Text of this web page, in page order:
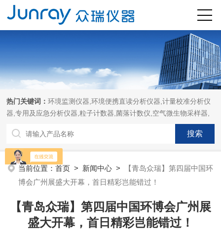
热门关键词：环境监测仪器,环境便携直读分析仪器,计量校准分析仪
器,专用及应急分析仪器,粒子计数器,菌落计数仪,空气微生物采样器,
当前位置：首页 > 新闻中心 >
【青岛众瑞】第四届中国环
博会广州展盛大开幕，首日精彩岂能错过！
【青岛众瑞】第四届中国环博会广州展
盛大开幕，首日精彩岂能错过！